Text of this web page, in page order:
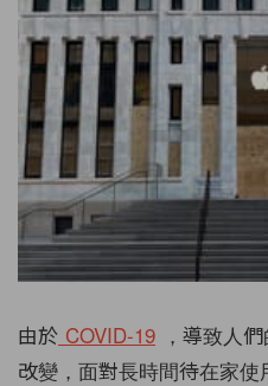
由於 COVID-19 ，導致人
改變，面對長時間待在家